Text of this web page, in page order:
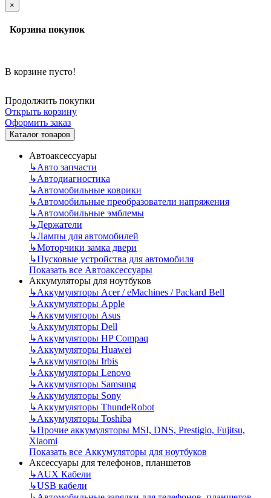
×
Корзина покупок
В корзине пусто!
Продолжить покупки
Открыть корзину
Оформить заказ
Каталог товаров
Автоаксессуары
↳Авто запчасти
↳Автодиагностика
↳Автомобильные коврики
↳Автомобильные преобразователи напряжения
↳Автомобильные эмблемы
↳Держатели
↳Лампы для автомобилей
↳Моторчики замка двери
↳Пусковые устройства для автомобиля
Показать все Автоаксессуары
Аккумуляторы для ноутбуков
↳Аккумуляторы Acer / eMachines / Packard Bell
↳Аккумуляторы Apple
↳Аккумуляторы Asus
↳Аккумуляторы Dell
↳Аккумуляторы HP Compaq
↳Аккумуляторы Huawei
↳Аккумуляторы Irbis
↳Аккумуляторы Lenovo
↳Аккумуляторы Samsung
↳Аккумуляторы Sony
↳Аккумуляторы ThundeRobot
↳Аккумуляторы Toshiba
↳Прочие аккумуляторы MSI, DNS, Prestigio, Fujitsu,
Xiaomi
Показать все Аккумуляторы для ноутбуков
Аксессуары для телефонов, планшетов
↳AUX Кабели
↳USB кабели